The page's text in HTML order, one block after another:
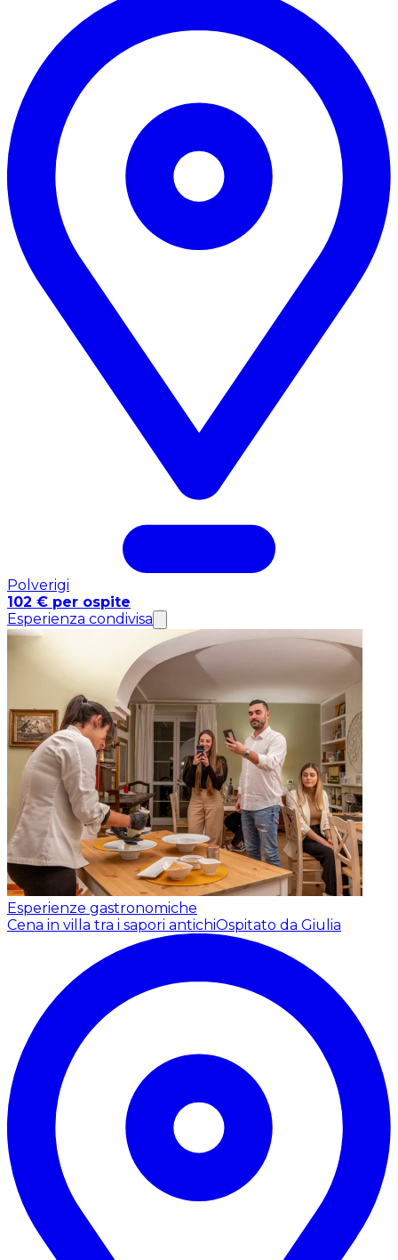
Polverigi
102 € per ospite
Esperienza condivisa
Esperienze gastronomiche
Cena in villa tra i sapori antichiOspitato da Giulia